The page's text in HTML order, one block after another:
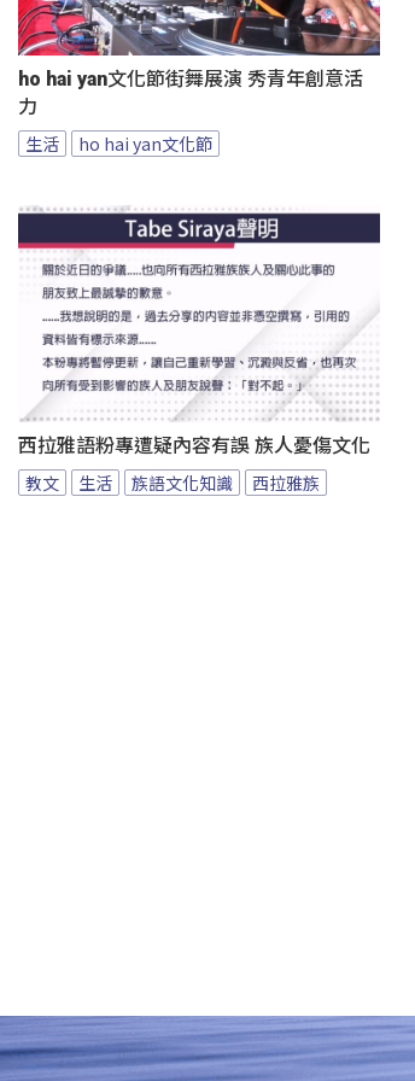
ho hai yan文化節街舞展演 秀青年創意活
力
生活 ho hai yan文化節
西拉雅語粉專遭疑內容有誤 族人憂傷文化
教文 生活 族語文化知識 西拉雅族